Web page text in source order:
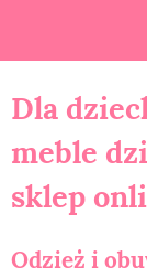
Dla
meble
sklep
Odzież i